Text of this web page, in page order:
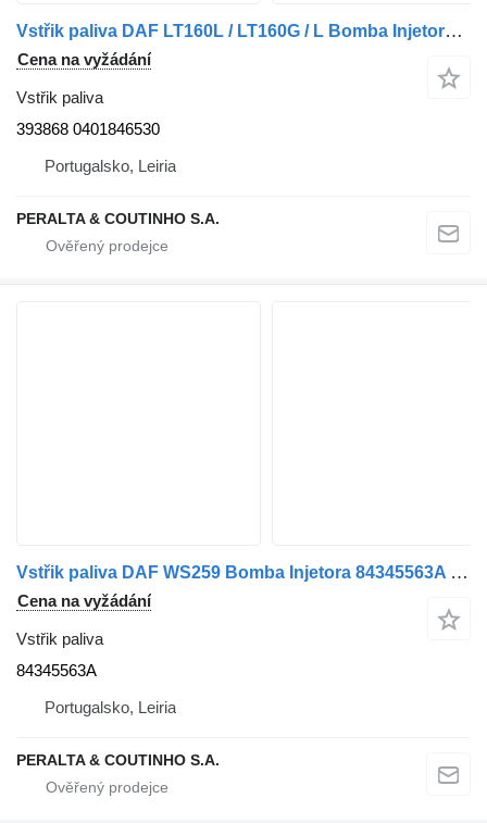
Vstřik paliva DAF LT160L / LT160G / L Bomba Injetora / L 393868 pro nákladní auta DAF
Cena na vyžádání
Vstřik paliva
393868 0401846530
Portugalsko, Leiria
PERALTA & COUTINHO S.A.
Vstřik paliva DAF WS259 Bomba Injetora 84345563A pro nákladní auta DAF
Cena na vyžádání
Vstřik paliva
84345563A
Portugalsko, Leiria
PERALTA & COUTINHO S.A.